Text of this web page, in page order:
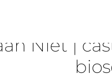
Niet |